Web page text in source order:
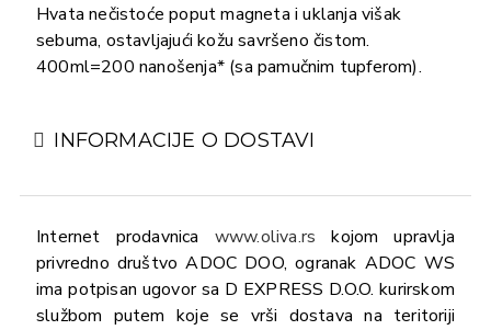
Hvata nečistoće poput magneta i uklanja višak
sebuma, ostavljajući kožu savršeno čistom.
400ml=200 nanošenja* (sa pamučnim tupferom).
INFORMACIJE O DOSTAVI
Internet prodavnica www.oliva.rs kojom upravlja
privredno društvo ADOC DOO, ogranak ADOC WS
ima potpisan ugovor sa D EXPRESS D.O.O. kurirskom
službom putem koje se vrši dostava na teritoriji